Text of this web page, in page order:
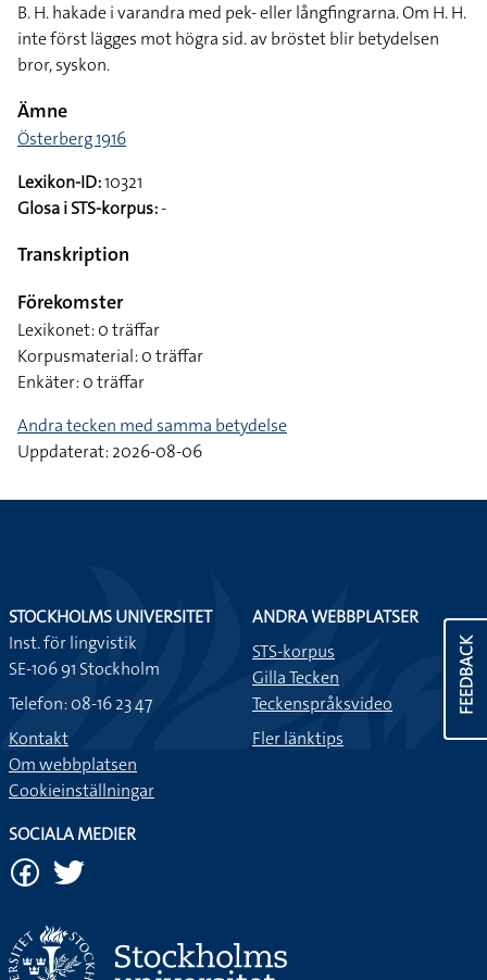
B. H. hakade i varandra med pek- eller långfingrarna. Om H. H.
inte först lägges mot högra sid. av bröstet blir betydelsen
bror, syskon.
Ämne
Österberg 1916
Lexikon-ID:10321
Glosa i STS-korpus:-
Transkription
Förekomster
Lexikonet: 0 träffar
Korpusmaterial: 0 träffar
Enkäter: 0 träffar
Andra tecken med samma betydelse
Uppdaterat: 2026-08-06
FEEDBACK
STOCKHOLMS UNIVERSITET
Inst. för lingvistik
SE-106 91 Stockholm
Telefon: 08-16 23 47
Kontakt
Om webbplatsen
Cookieinställningar
ANDRA WEBBPLATSER
STS-korpus
Gilla Tecken
Teckenspråksvideo
Fler länktips
SOCIALA MEDIER